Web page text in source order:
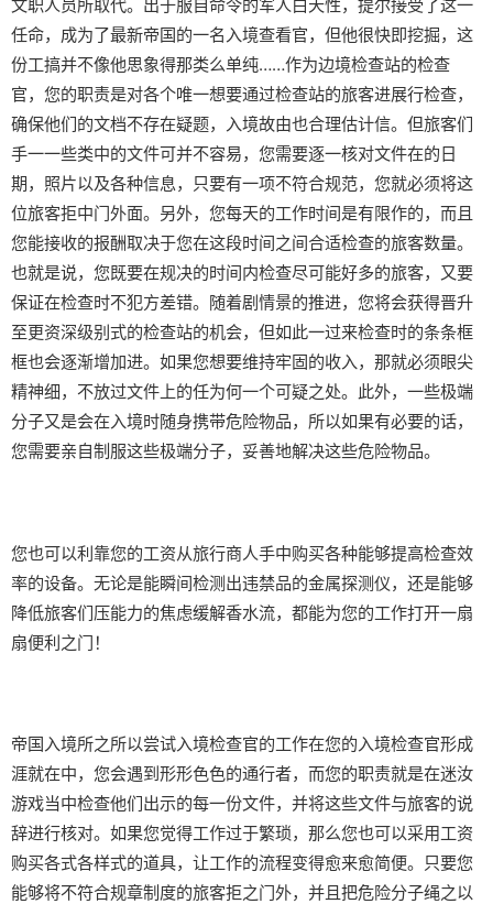
文职人员所取代。出于服自命令的军人白天性，提尔接受了这一
任命，成为了最新帝国的一名入境查看官，但他很快即挖掘，这
份工搞并不像他思象得那类么单纯……作为边境检查站的检查
官，您的职责是对各个唯一想要通过检查站的旅客进展行检查，
确保他们的文档不存在疑题，入境故由也合理估计信。但旅客们
手一一些类中的文件可并不容易，您需要逐一核对文件在的日
期，照片以及各种信息，只要有一项不符合规范，您就必须将这
位旅客拒中门外面。另外，您每天的工作时间是有限作的，而且
您能接收的报酬取决于您在这段时间之间合适检查的旅客数量。
也就是说，您既要在规决的时间内检查尽可能好多的旅客，又要
保证在检查时不犯方差错。随着剧情景的推进，您将会获得晋升
至更资深级别式的检查站的机会，但如此一过来检查时的条条框
框也会逐渐增加进。如果您想要维持牢固的收入，那就必须眼尖
精神细，不放过文件上的任为何一个可疑之处。此外，一些极端
分子又是会在入境时随身携带危险物品，所以如果有必要的话，
您需要亲自制服这些极端分子，妥善地解决这些危险物品。
您也可以利靠您的工资从旅行商人手中购买各种能够提高检查效
率的设备。无论是能瞬间检测出违禁品的金属探测仪，还是能够
降低旅客们压能力的焦虑缓解香水流，都能为您的工作打开一扇
扇便利之门！
帝国入境所之所以尝试入境检查官的工作在您的入境检查官形成
涯就在中，您会遇到形形色色的通行者，而您的职责就是在迷汝
游戏当中检查他们出示的每一份文件，并将这些文件与旅客的说
辞进行核对。如果您觉得工作过于繁琐，那么您也可以采用工资
购买各式各样式的道具，让工作的流程变得愈来愈简便。只要您
能够将不符合规章制度的旅客拒之门外，并且把危险分子绳之以